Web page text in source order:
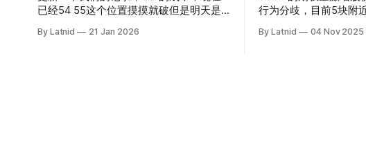
已经54 55这个位置摸摸就破但是明天是
而应该谨慎，数据很明显偏向多头，47的
By Latnid 21 Jan 2026
行为分歧，目前5块附
By Latnid 04 Nov 2025